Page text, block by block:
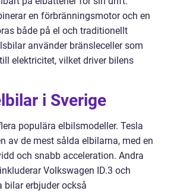
en förbränningsmotor och en
både på el och traditionellt
använder bränsleceller som
elektricitet, vilket driver bilens
i Sverige
populära elbilsmodeller. Tesla
av de mest sålda elbilarna, med en
och snabb acceleration. Andra
Volkswagen ID.3 och
bilar erbjuder också